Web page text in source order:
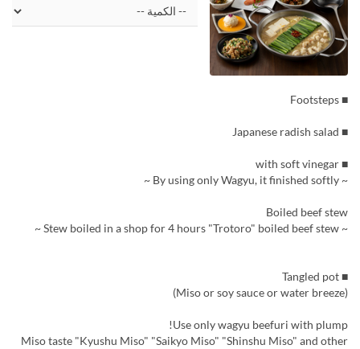
■ Footsteps
■ Japanese radish salad
■ with soft vinegar
~ By using only Wagyu, it finished softly ~
Boiled beef stew
~ Stew boiled in a shop for 4 hours "Trotoro" boiled beef stew ~
■ Tangled pot
(Miso or soy sauce or water breeze)
Use only wagyu beefuri with plump!
Miso taste "Kyushu Miso" "Saikyo Miso" "Shinshu Miso" and other